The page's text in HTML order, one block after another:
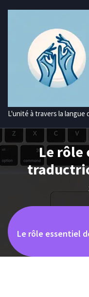
L'unité à travers la langue
Le rôle
Le rôle essentiel